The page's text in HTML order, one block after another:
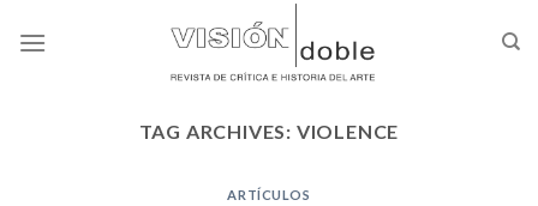
TAG ARCHIVES: VIOLENCE
ARTÍCULOS